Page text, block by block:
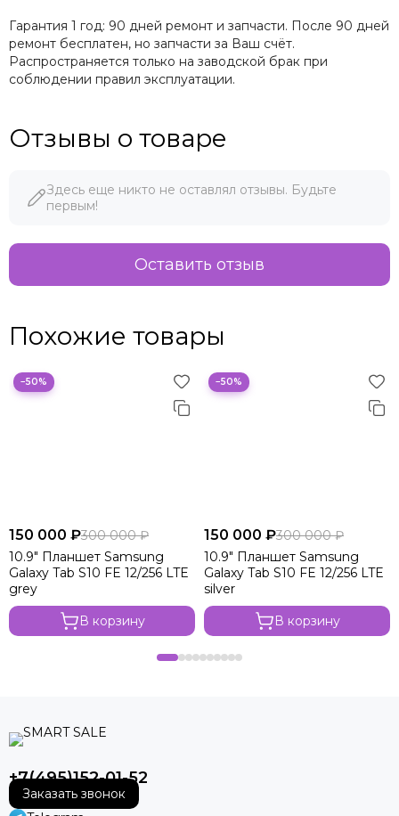
Гарантия 1 год: 90 дней ремонт и запчасти. После 90 дней
ремонт бесплатен, но запчасти за Ваш счёт.
Распространяется только на заводской брак при
соблюдении правил эксплуатации.
Отзывы о товаре
Здесь еще никто не оставлял отзывы. Будьте
первым!
Оставить отзыв
Похожие товары
−50%
150 000 ₽300 000 ₽
10.9" Планшет Samsung
Galaxy Tab S10 FE 12/256 LTE
grey
В корзину
−50%
150 000 ₽300 000 ₽
10.9" Планшет Samsung
Galaxy Tab S10 FE 12/256 LTE
silver
В корзину
+7(495)152-01-52
Заказать звонок